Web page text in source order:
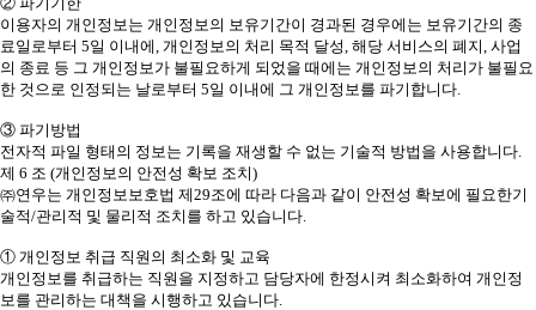
이용자의 개인정보는 개인정보의 보유기간이 경과된 경우에는 보유기간의 종
료일로부터 5일 이내에, 개인정보의 처리 목적 달성, 해당 서비스의 폐지, 사업
의 종료 등 그 개인정보가 불필요하게 되었을 때에는 개인정보의 처리가 불필요
한 것으로 인정되는 날로부터 5일 이내에 그 개인정보를 파기합니다.
③ 파기방법
전자적 파일 형태의 정보는 기록을 재생할 수 없는 기술적 방법을 사용합니다.
제 6 조 (개인정보의 안전성 확보 조치)
㈜연우는 개인정보보호법 제29조에 따라 다음과 같이 안전성 확보에 필요한기
술적/관리적 및 물리적 조치를 하고 있습니다.
① 개인정보 취급 직원의 최소화 및 교육
개인정보를 취급하는 직원을 지정하고 담당자에 한정시켜 최소화하여 개인정
보를 관리하는 대책을 시행하고 있습니다.